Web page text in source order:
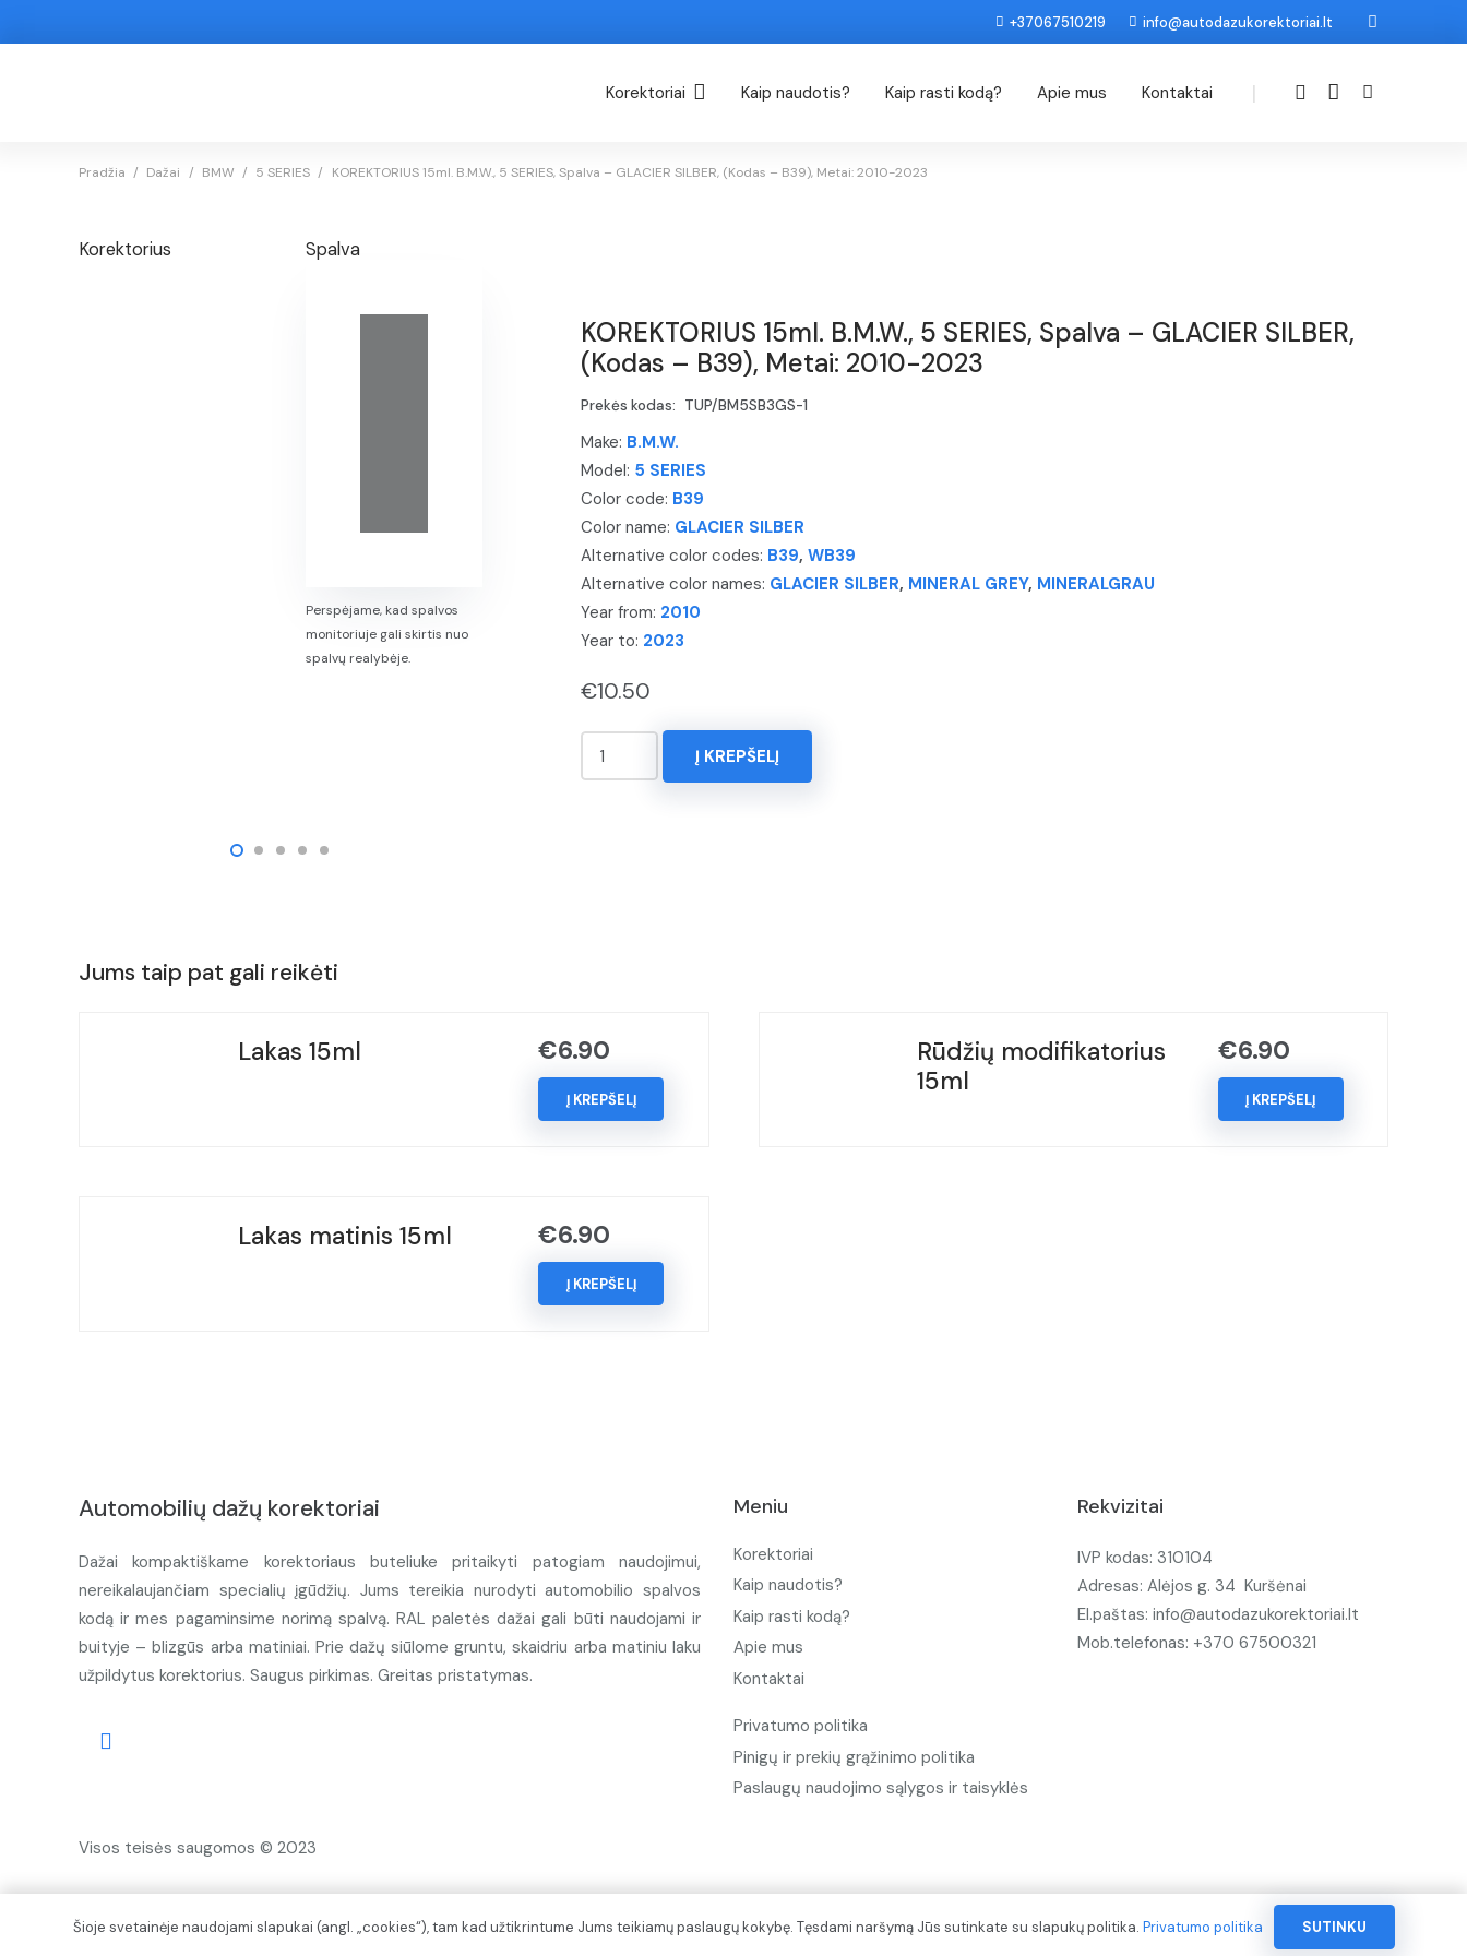
+37067510219 info@autodazukorektoriai.lt
Korektoriai Kaip naudotis? Kaip rasti kodą? Apie mus Kontaktai |
Pradžia / Dažai / BMW / 5 SERIES / KOREKTORIUS 15ml. B.M.W., 5 SERIES, Spalva – GLACIER SILBER, (Kodas – B39), Metai: 2010-2023
Korektorius Spalva
Perspėjame, kad spalvos
monitoriuje gali skirtis nuo
spalvų realybėje.
KOREKTORIUS 15ml. B.M.W., 5 SERIES, Spalva – GLACIER SILBER,
(Kodas – B39), Metai: 2010-2023
Prekės kodas: TUP/BM5SB3GS-1
Make: B.M.W.
Model: 5 SERIES
Color code: B39
Color name: GLACIER SILBER
Alternative color codes: B39, WB39
Alternative color names: GLACIER SILBER, MINERAL GREY, MINERALGRAU
Year from: 2010
Year to: 2023
€10.50
produkto
kiekis:
(Kodas
Į KREPŠELĮ
Jums taip pat gali reikėti
Lakas 15ml €6.90
Į KREPŠELĮ
Rūdžių modifikatorius
15ml
€6.90
Į KREPŠELĮ
Lakas matinis 15ml €6.90
Į KREPŠELĮ
Automobilių dažų korektoriai
Dažai kompaktiškame korektoriaus buteliuke pritaikyti patogiam naudojimui,
nereikalaujančiam specialių įgūdžių. Jums tereikia nurodyti automobilio spalvos
kodą ir mes pagaminsime norimą spalvą. RAL paletės dažai gali būti naudojami ir
buityje – blizgūs arba matiniai. Prie dažų siūlome gruntu, skaidriu arba matiniu laku
užpildytus korektorius. Saugus pirkimas. Greitas pristatymas.
Visos teisės saugomos © 2023
Meniu
Korektoriai
Kaip naudotis?
Kaip rasti kodą?
Apie mus
Kontaktai
Privatumo politika
Pinigų ir prekių grąžinimo politika
Paslaugų naudojimo sąlygos ir taisyklės
Rekvizitai
IVP kodas: 310104
Adresas: Alėjos g. 34 Kuršėnai
El.paštas: info@autodazukorektoriai.lt
Mob.telefonas: +370 67500321
Šioje svetainėje naudojami slapukai (angl. „cookies“), tam kad užtikrintume Jums teikiamų paslaugų kokybę. Tęsdami naršymą Jūs sutinkate su slapukų politika. Privatumo politika SUTINKU